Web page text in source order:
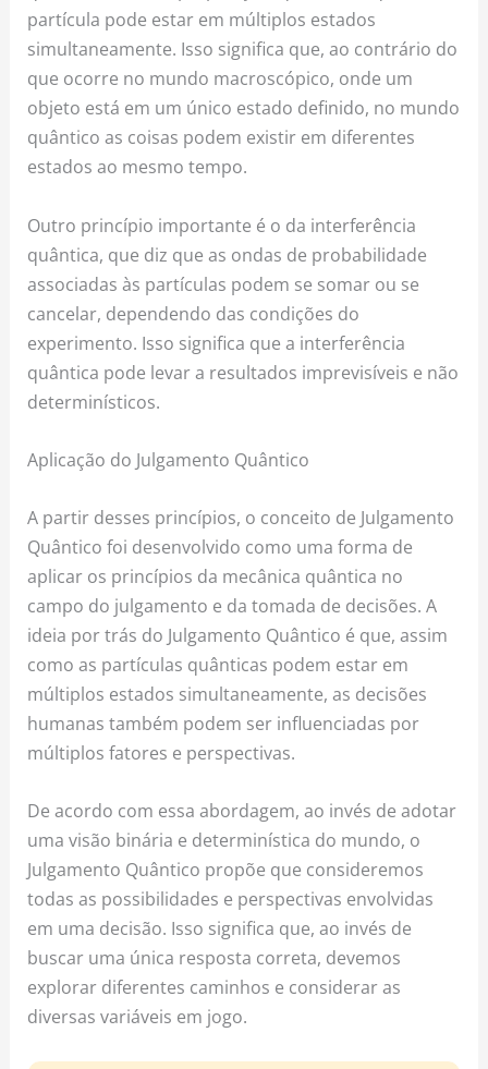
partícula pode estar em múltiplos estados
simultaneamente. Isso significa que, ao contrário do
que ocorre no mundo macroscópico, onde um
objeto está em um único estado definido, no mundo
quântico as coisas podem existir em diferentes
estados ao mesmo tempo.
Outro princípio importante é o da interferência
quântica, que diz que as ondas de probabilidade
associadas às partículas podem se somar ou se
cancelar, dependendo das condições do
experimento. Isso significa que a interferência
quântica pode levar a resultados imprevisíveis e não
determinísticos.
Aplicação do Julgamento Quântico
A partir desses princípios, o conceito de Julgamento
Quântico foi desenvolvido como uma forma de
aplicar os princípios da mecânica quântica no
campo do julgamento e da tomada de decisões. A
ideia por trás do Julgamento Quântico é que, assim
como as partículas quânticas podem estar em
múltiplos estados simultaneamente, as decisões
humanas também podem ser influenciadas por
múltiplos fatores e perspectivas.
De acordo com essa abordagem, ao invés de adotar
uma visão binária e determinística do mundo, o
Julgamento Quântico propõe que consideremos
todas as possibilidades e perspectivas envolvidas
em uma decisão. Isso significa que, ao invés de
buscar uma única resposta correta, devemos
explorar diferentes caminhos e considerar as
diversas variáveis em jogo.